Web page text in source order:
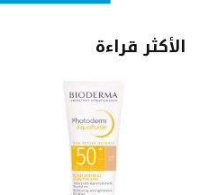
الأكثر قراءة